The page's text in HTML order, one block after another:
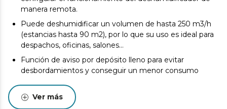
manera remota.
Puede deshumidificar un volumen de hasta 250 m3/h
(estancias hasta 90 m2), por lo que su uso es ideal para
despachos, oficinas, salones…
Función de aviso por depósito lleno para evitar
desbordamientos y conseguir un menor consumo
Permite seleccionar el porcentaje de humedad
ambiente deseado entre 40 % y 80 % para conseguir el
Ver más